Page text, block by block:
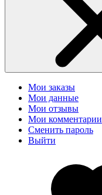
Мои заказы
Мои данные
Мои отзывы
Мои комментарии
Сменить пароль
Выйти